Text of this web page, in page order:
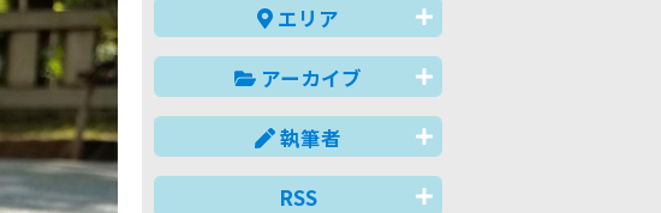
エリア
アーカイブ
執筆者
RSS